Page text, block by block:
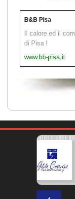
B&B Pisa
Il calore ed il
di Pisa !
www.bb-pisa.it